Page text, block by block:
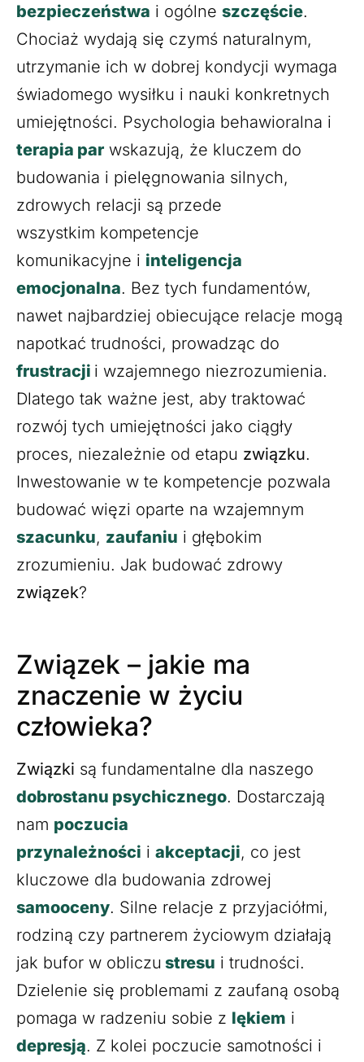
bezpieczeństwa i ogólne szczęście.
Chociaż wydają się czymś naturalnym,
utrzymanie ich w dobrej kondycji wymaga
świadomego wysiłku i nauki konkretnych
umiejętności. Psychologia behawioralna i
terapia par wskazują, że kluczem do
budowania i pielęgnowania silnych,
zdrowych relacji są przede
wszystkim kompetencje
komunikacyjne i inteligencja
emocjonalna. Bez tych fundamentów,
nawet najbardziej obiecujące relacje mogą
napotkać trudności, prowadząc do
frustracji i wzajemnego niezrozumienia.
Dlatego tak ważne jest, aby traktować
rozwój tych umiejętności jako ciągły
proces, niezależnie od etapu związku.
Inwestowanie w te kompetencje pozwala
budować więzi oparte na wzajemnym
szacunku, zaufaniu i głębokim
zrozumieniu. Jak budować zdrowy
związek?
Związek – jakie ma
znaczenie w życiu
człowieka?
Związki są fundamentalne dla naszego
dobrostanu psychicznego. Dostarczają
nam poczucia
przynależności i akceptacji, co jest
kluczowe dla budowania zdrowej
samooceny. Silne relacje z przyjaciółmi,
rodziną czy partnerem życiowym działają
jak bufor w obliczu stresu i trudności.
Dzielenie się problemami z zaufaną osobą
pomaga w radzeniu sobie z lękiem i
depresją. Z kolei poczucie samotności i